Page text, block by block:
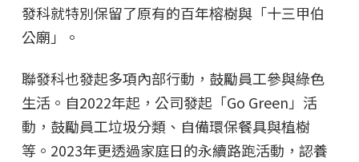
發科就特別保留了原有的百年榕樹與「十三甲伯
公廟」。
聯發科也發起多項內部行動，鼓勵員工參與綠色
生活。自2022年起，公司發起「Go Green」活
動，鼓勵員工垃圾分類、自備環保餐具與植樹
等。2023年更透過家庭日的永續路跑活動，認養